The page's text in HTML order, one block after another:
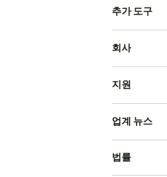
추가 도구
회사
지원
업계 뉴스
법률